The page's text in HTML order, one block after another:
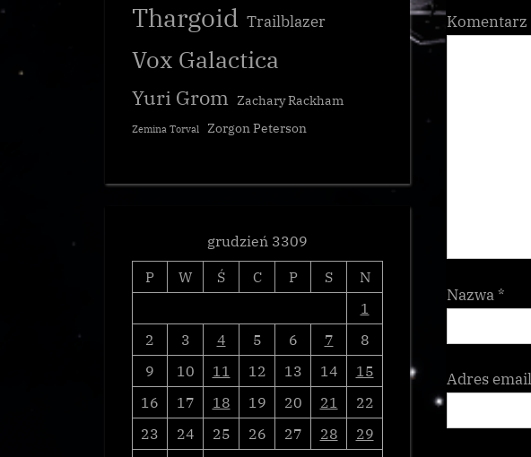
Komentarz
Nazwa*
Adres email
Thargoid Trailblazer
Vox Galactica
Yuri Grom Zachary Rackham
Zemina Torval Zorgon Peterson
grudzień 3309
P
W Ś C P S
N
1
2
3 4 5 6 7
8
9
10 11 12 13 14
15
16
17 18 19 20 21
22
23
24 25 26 27 28
29